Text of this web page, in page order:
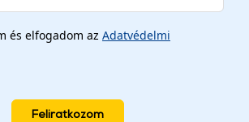
és elfogadom az Adatvédelmi
Feliratkozom